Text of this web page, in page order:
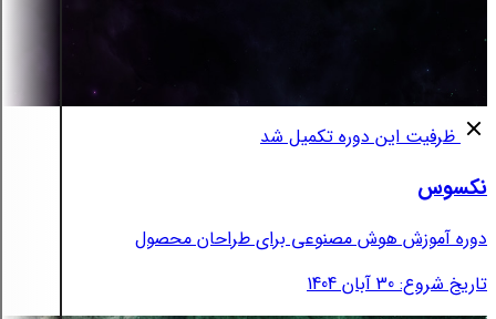
ظرفیت این دوره تکمیل شد
نکسوس
دوره آموزش هوش مصنوعی برای طراحان محصول
تاریخ شروع: 30 آبان 1404